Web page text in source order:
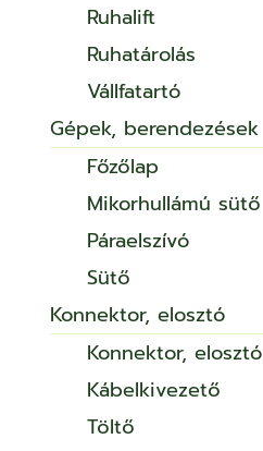
Ruhalift
Ruhatárolás
Vállfatartó
Gépek, berendezések
Főzőlap
Mikorhullámú sütő
Páraelszívó
Sütő
Konnektor, elosztó
Konnektor, elosztó
Kábelkivezető
Töltő